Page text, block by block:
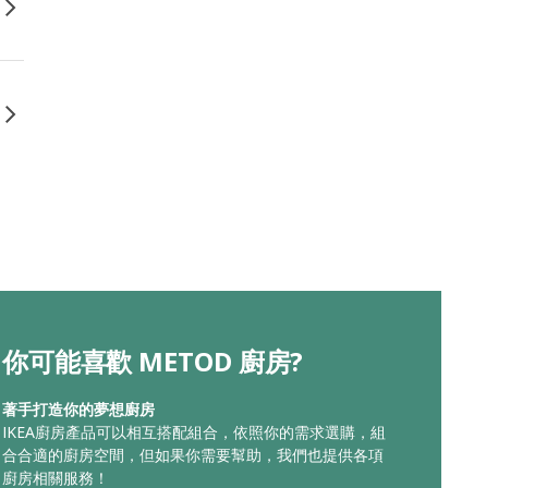
你可能喜歡 METOD 廚房?
著手打造你的夢想廚房
IKEA廚房產品可以相互搭配組合，依照你的需求選購，組
合合適的廚房空間，但如果你需要幫助，我們也提供各項
廚房相關服務！